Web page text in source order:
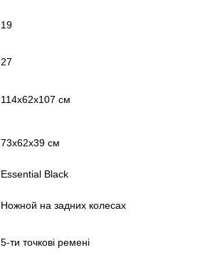
19
27
114х62х107 см
73х62х39 см
Essential Black
Ножной на задних колесах
5-ти точкові ремені